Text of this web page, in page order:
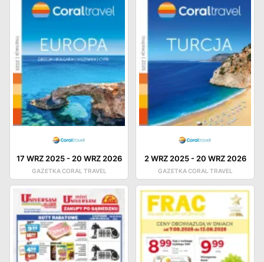
17 WRZ 2025- 20 WRZ 2026
GAZETKA CORAL TRAVEL
2 WRZ 2025- 20 WRZ 2026
GAZETKA CORAL TRAVEL